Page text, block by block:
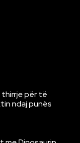
thirrje për të
ndaj punës